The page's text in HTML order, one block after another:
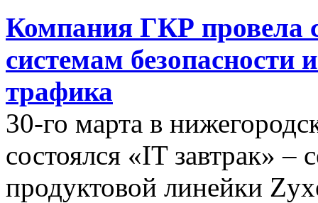
Компания ГКР провела
системам безопасности
трафика
30-го марта в
состоялся «IT завтрак»
продуктовой линейки